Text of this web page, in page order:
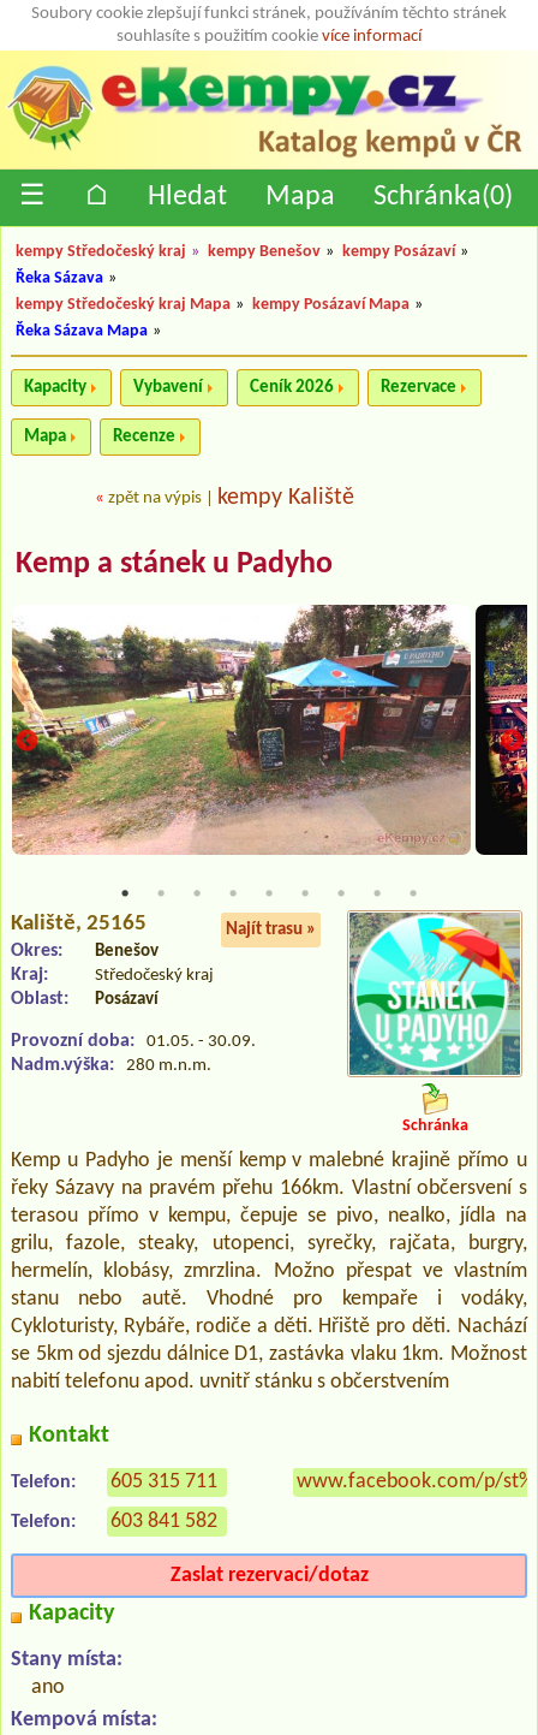
Soubory cookie zlepšují funkci stránek, používáním těchto stránek
souhlasíte s použitím cookie více informací
☰ ⌂ Hledat Mapa Schránka(0)
kempy Středočeský kraj » kempy Benešov » kempy Posázaví »
Řeka Sázava »
kempy Středočeský kraj Mapa » kempy Posázaví Mapa »
Řeka Sázava Mapa »
Kapacity Vybavení Ceník 2026 Rezervace
Mapa Recenze
« zpět na výpis kempy Kaliště
Kemp a stánek u Padyho
Kaliště, 25165 Najít trasu »
Okres: Benešov
Kraj: Středočeský kraj
Oblast: Posázaví
Provozní doba: 01.05. - 30.09.
Nadm.výška: 280 m.n.m.
Schránka
Kemp u Padyho je menší kemp v malebné krajině přímo u
řeky Sázavy na pravém přehu 166km. Vlastní občersvení s
terasou přímo v kempu, čepuje se pivo, nealko, jídla na
grilu, fazole, steaky, utopenci, syrečky, rajčata, burgry,
hermelín, klobásy, zmrzlina. Možno přespat ve vlastním
stanu nebo autě. Vhodné pro kempaře i vodáky,
Cykloturisty, Rybáře, rodiče a děti. Hřiště pro děti. Nachází
se 5km od sjezdu dálnice D1, zastávka vlaku 1km. Možnost
nabití telefonu apod. uvnitř stánku s občerstvením
Kontakt
Telefon: 605 315 711
Telefon: 603 841 582
www.facebook.com/p/
Zaslat rezervaci/dotaz
Kapacity
Stany místa:
ano
Kempová místa: